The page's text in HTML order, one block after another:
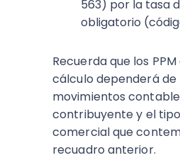
563) por la tasa
obligatorio
Recuerda que los
cálculo dependerá de
movimientos
contribuyente y el
comercial que
recuadro anterior.